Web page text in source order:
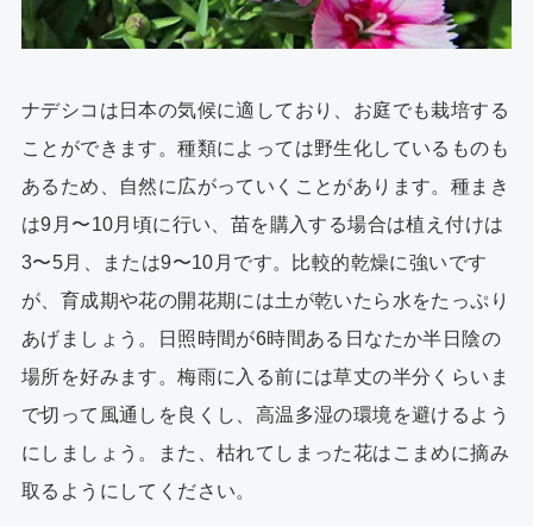
ナデシコは日本の気候に適しており、お庭でも栽培する
ことができます。種類によっては野生化しているものも
あるため、自然に広がっていくことがあります。種まき
は9月〜10月頃に行い、苗を購入する場合は植え付けは
3〜5月、または9〜10月です。比較的乾燥に強いです
が、育成期や花の開花期には土が乾いたら水をたっぷり
あげましょう。日照時間が6時間ある日なたか半日陰の
場所を好みます。梅雨に入る前には草丈の半分くらいま
で切って風通しを良くし、高温多湿の環境を避けるよう
にしましょう。また、枯れてしまった花はこまめに摘み
取るようにしてください。